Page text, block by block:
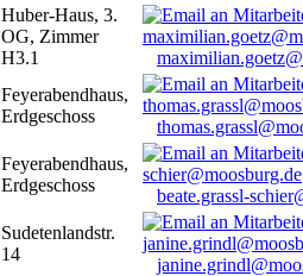
Huber-Haus, 3.
OG, Zimmer
H3.1
Feyerabendhaus,
Erdgeschoss
Feyerabendhaus,
Erdgeschoss
beate.grassl-
Sudetenlandstr.
14